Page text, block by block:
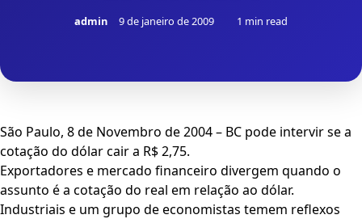
admin 9 de janeiro de 2009 1 min read
São Paulo, 8 de Novembro de 2004 – BC pode intervir se a
cotação do dólar cair a R$ 2,75.
Exportadores e mercado financeiro divergem quando o
assunto é a cotação do real em relação ao dólar.
Industriais e um grupo de economistas temem reflexos